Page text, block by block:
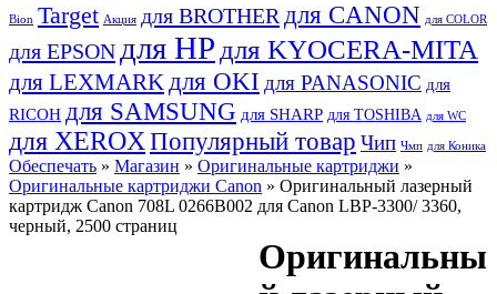
Bion Target Акция для BROTHER для CANON для COLOR
для EPSON для HP для KYOCERA-MITA
для LEXMARK для OKI для PANASONIC для
RICOH для SAMSUNG для SHARP для TOSHIBA для WC
для XEROX Популярный товар Чип Чмп для Коника
Обеспечать » Магазин » Оригинальные картриджи »
Оригинальные картриджи Canon » Оригинальный лазерный
картридж Canon 708L 0266B002 для Canon LBP-3300/ 3360,
черный, 2500 страниц
Оригинальны